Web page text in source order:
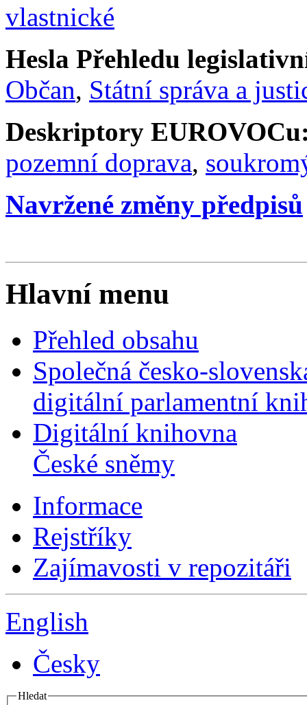
vlastnické
Hesla Přehledu
Občan, Státní správa a
Deskriptory
pozemní doprava,
Navržené změny předpisů
Hlavní menu
Přehled obsahu
Společná česko-
digitální parlamentní
Digitální knihovna
České sněmy
Informace
Rejstříky
Zajímavosti v repozitáři
English
Česky
Hledat